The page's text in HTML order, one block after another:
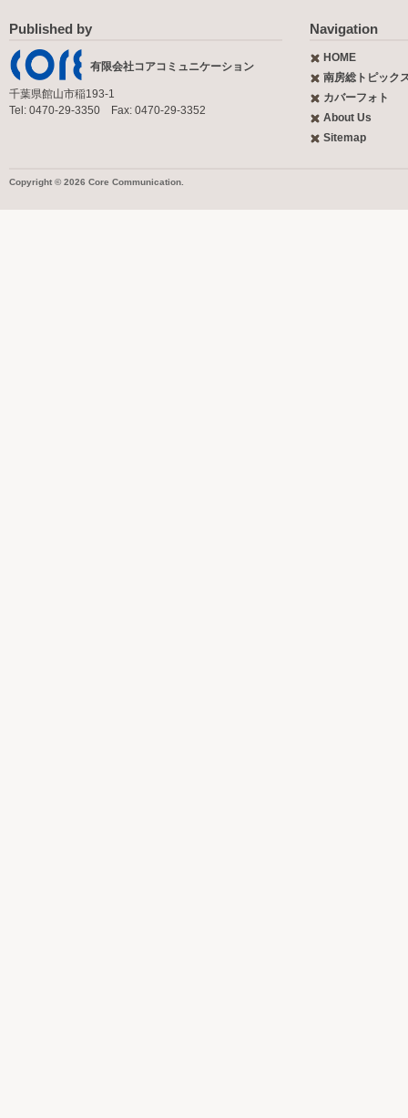
Published by
有限会社コアコミュニケーション
千葉県館山市稲193-1
Tel: 0470-29-3350 Fax: 0470-29-3352
Navigation
HOME
南房総トピック
カバーフォト
About Us
Sitemap
Copyright © 2026 Core Communication.